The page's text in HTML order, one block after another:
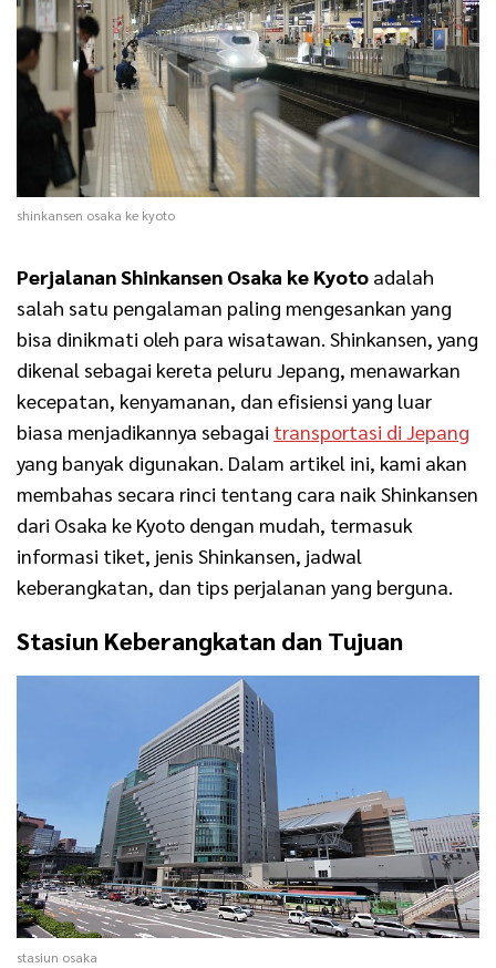
shinkansen osaka ke kyoto
Perjalanan Shinkansen Osaka ke Kyoto adalah
salah satu pengalaman paling mengesankan yang
bisa dinikmati oleh para wisatawan. Shinkansen, yang
dikenal sebagai kereta peluru Jepang, menawarkan
kecepatan, kenyamanan, dan efisiensi yang luar
biasa menjadikannya sebagai transportasi di Jepang
yang banyak digunakan. Dalam artikel ini, kami akan
membahas secara rinci tentang cara naik Shinkansen
dari Osaka ke Kyoto dengan mudah, termasuk
informasi tiket, jenis Shinkansen, jadwal
keberangkatan, dan tips perjalanan yang berguna.
Stasiun Keberangkatan dan Tujuan
stasiun osaka